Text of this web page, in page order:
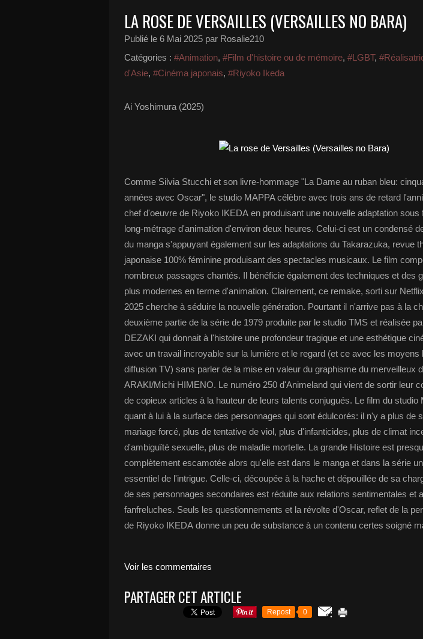
LA ROSE DE VERSAILLES (VERSAILLES NO BARA)
Publié le 6 Mai 2025 par Rosalie210
Catégories : #Animation, #Film d'histoire ou de mémoire, #LGBT,
d'Asie, #Cinéma japonais, #Riyoko Ikeda
Ai Yoshimura (2025)
Comme Silvia Stucchi et son livre-hommage "La Dame au ruban bleu:
années avec Oscar", le studio MAPPA célèbre avec trois ans de retard
chef d'oeuvre de Riyoko IKEDA en produisant une nouvelle adaptation sous
long-métrage d'animation d'environ deux heures. Celui-ci est un condensé
du manga s'appuyant également sur les adaptations du Takarazuka, revue
japonaise 100% féminine produisant des spectacles musicaux. Le film
nombreux passages chantés. Il bénéficie également des techniques et des
plus modernes en terme d'animation. Clairement, ce remake, sorti sur
2025 cherche à séduire la nouvelle génération. Pourtant il n'arrive pas à la
deuxième partie de la série de 1979 produite par le studio TMS et réalisée
DEZAKI qui donnait à l'histoire une profondeur tragique et une esthétique
avec un travail incroyable sur la lumière et le regard (et ce avec les moyens
diffusion TV) sans parler de la mise en valeur du graphisme du merveilleux
ARAKI/Michi HIMENO. Le numéro 250 d'Animeland qui vient de sortir leur
de copieux articles à la hauteur de leurs talents conjugués. Le film du studio
quant à lui à la surface des personnages qui sont édulcorés: il n'y a plus de
mariage forcé, plus de tentative de viol, plus d'infanticides, plus de climat
d'ambiguïté sexuelle, plus de maladie mortelle. La grande Histoire est
complètement escamotée alors qu'elle est dans le manga et dans la série
essentiel de l'intrigue. Celle-ci, découpée à la hache et dépouillée de sa
de ses personnages secondaires est réduite aux relations sentimentales et
fanfreluches. Seuls les questionnements et la révolte d'Oscar, reflet de la
de Riyoko IKEDA donne un peu de substance à un contenu certes soigné
Voir les commentaires
PARTAGER CET ARTICLE
Repost 0